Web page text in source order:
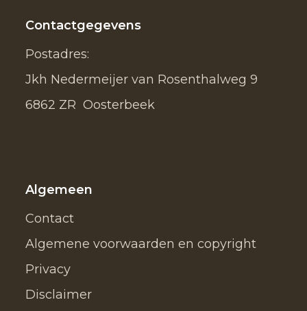
Contactgegevens
Postadres:
Jkh Nedermeijer van Rosenthalweg 9
6862 ZR Oosterbeek
Algemeen
Contact
Algemene voorwaarden en copyright
Privacy
Disclaimer